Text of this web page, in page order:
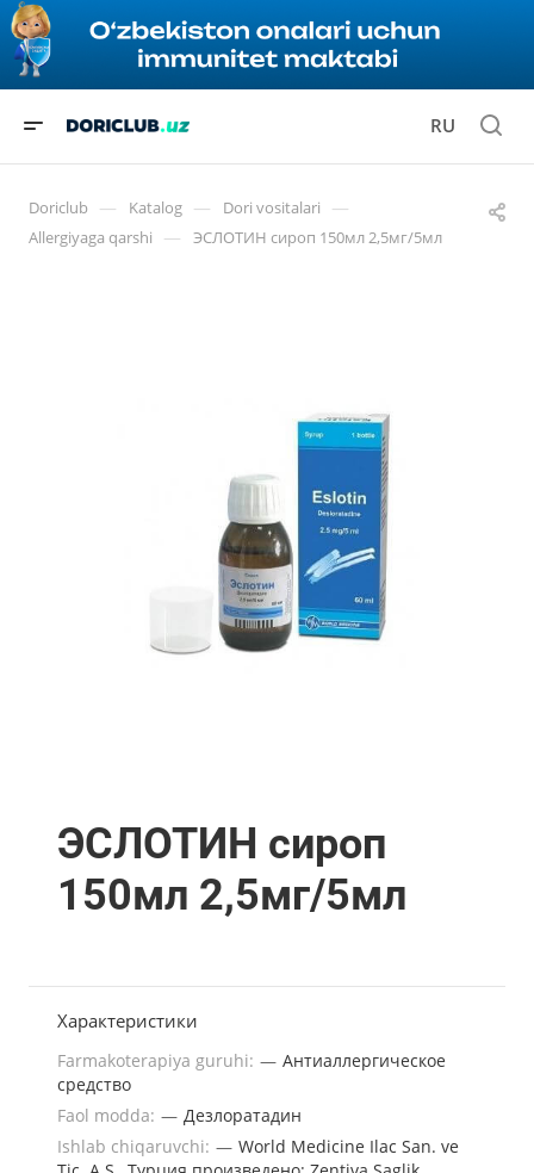
RU
Doriclub — Katalog — Dori vositalari —
Allergiyaga qarshi — ЭСЛОТИН сироп 150мл 2,5мг/5мл
ЭСЛОТИН сироп
150мл 2,5мг/5мл
Характеристики
Farmakoterapiya guruhi: — Антиаллергическое
средство
Faol modda: — Дезлоратадин
Ishlab chiqaruvchi: — World Medicine Ilac San. ve